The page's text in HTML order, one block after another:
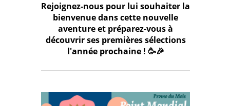
Rejoignez-nous pour lui souhaiter la
bienvenue dans cette nouvelle
aventure et préparez-vous à
découvrir ses premières sélections
l'année prochaine ! 🥳🎉